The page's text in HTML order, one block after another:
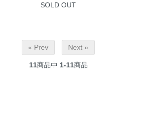
SOLD OUT
« Prev Next »
11商品中 1-11商品